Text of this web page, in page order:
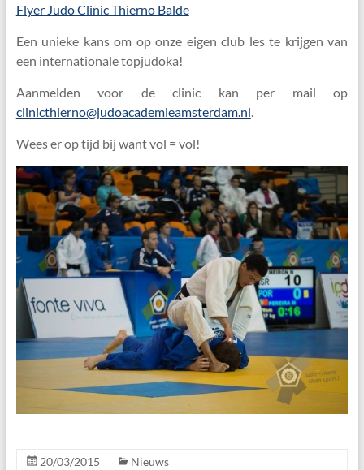
Flyer Judo Clinic Thierno Balde
Een unieke kans om op onze eigen club les te krijgen van
een internationale topjudoka!
Aanmelden voor de clinic kan per mail op
clinicthierno@judoacademieamsterdam.nl.
Wees er op tijd bij want vol = vol!
20/03/2015 Nieuws